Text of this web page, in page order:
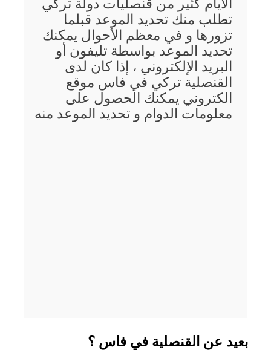
الأيام كثير من قنصليات دولة تركي
تطلب منك تحديد الموعد قبلما
تزورها و في معظم الأحوال يمكنك
تحديد الموعد بواسطة تليفون أو
البريد الإلكتروني ، إذا كان لدى
القنصلية تركي في فاس موقع
الكتروني يمكنك الحصول على
معلومات الدوام و تحديد الموعد منه
بعيد عن القنصلية في فاس ؟